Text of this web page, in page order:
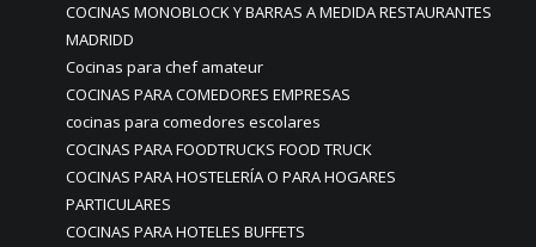
COCINAS MONOBLOCK Y BARRAS A MEDIDA RESTAURANTES
MADRIDD
Cocinas para chef amateur
COCINAS PARA COMEDORES EMPRESAS
cocinas para comedores escolares
COCINAS PARA FOODTRUCKS FOOD TRUCK
COCINAS PARA HOSTELERÍA O PARA HOGARES
PARTICULARES
COCINAS PARA HOTELES BUFFETS